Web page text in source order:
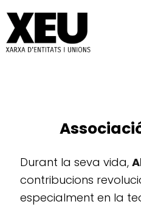
Durant la seva vida,
contribucions
especialment en la